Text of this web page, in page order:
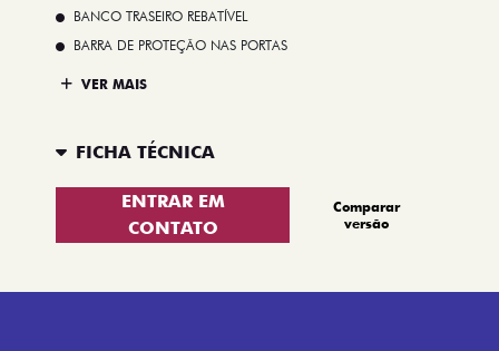
BANCO TRASEIRO REBATÍVEL
BARRA DE PROTEÇÃO NAS PORTAS
VER MAIS
FICHA TÉCNICA
ENTRAR EM
CONTATO
Comparar
versão